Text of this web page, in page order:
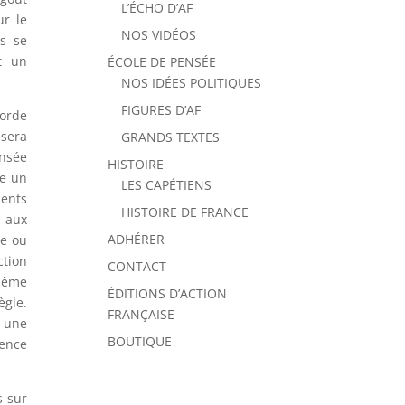
le
se
un
un
ou
sur
L’ÉCHO D’AF
NOS VIDÉOS
ÉCOLE DE PENSÉE
NOS IDÉES POLITIQUES
FIGURES D’AF
GRANDS TEXTES
HISTOIRE
LES CAPÉTIENS
HISTOIRE DE FRANCE
ADHÉRER
CONTACT
ÉDITIONS D’ACTION
FRANÇAISE
BOUTIQUE